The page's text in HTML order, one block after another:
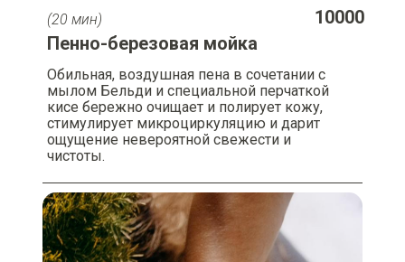
10000
(20 мин)
Обильная, воздушная пена в сочетании с
мылом Бельди и специальной перчаткой
кисе бережно очищает и полирует кожу,
стимулирует микроциркуляцию и дарит
ощущение невероятной свежести и
чистоты.
Пенно-березовая мойка